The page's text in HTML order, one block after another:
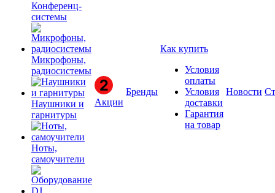
Конференц-
системы
Микрофоны,
радиосистемы
Наушники и
гарнитуры
Ноты,
самоучители
Акции
Бренды
Как купить
Условия
оплаты
Условия
доставки
Гарантия
на товар
Новости